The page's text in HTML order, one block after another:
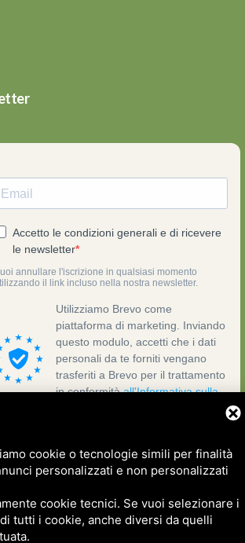
cookie o tecnologie simili per finalità
personalizzati e non personalizzati
cookie tecnici. Se vuoi selezionare i
tutti i cookie, anche diversi da quelli